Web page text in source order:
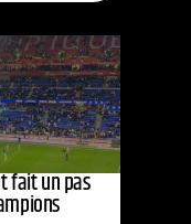
fait un pas